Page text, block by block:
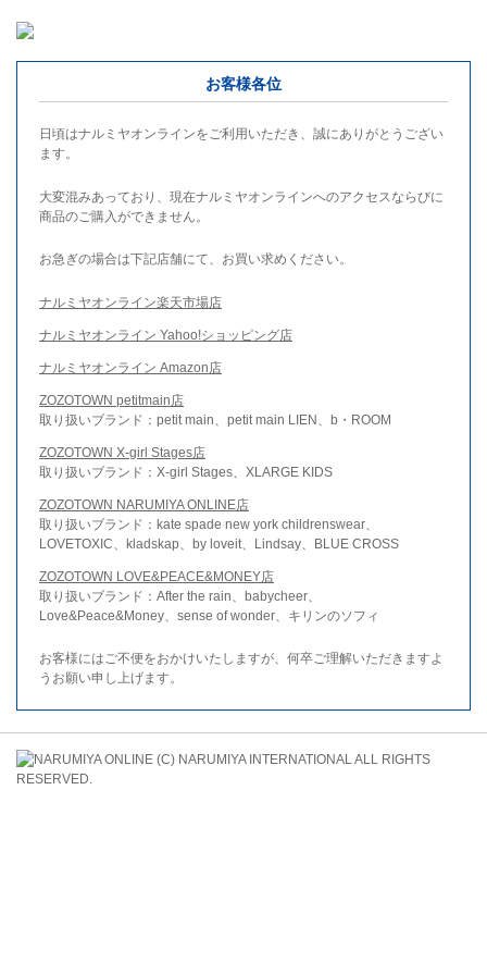
お客様各位
日頃はナルミヤオンラインをご利用いただき、誠にありがとうござい
ます。
大変混みあっており、現在ナルミヤオンラインへのアクセスならびに
商品のご購入ができません。
お急ぎの場合は下記店舗にて、お買い求めください。
ナルミヤオンライン楽天市場店
ナルミヤオンライン Yahoo!ショッピング店
ナルミヤオンライン Amazon店
ZOZOTOWN petitmain店
取り扱いブランド：petit main、petit main LIEN、b・ROOM
ZOZOTOWN X-girl Stages店
取り扱いブランド：X-girl Stages、XLARGE KIDS
ZOZOTOWN NARUMIYA ONLINE店
取り扱いブランド：kate spade new york childrenswear、
LOVETOXIC、kladskap、by loveit、Lindsay、BLUE CROSS
ZOZOTOWN LOVE&PEACE&MONEY店
取り扱いブランド：After the rain、babycheer、
Love&Peace&Money、sense of wonder、キリンのソフィ
お客様にはご不便をおかけいたしますが、何卒ご理解いただきますよ
うお願い申し上げます。